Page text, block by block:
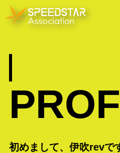
初めまして、伊吹revで